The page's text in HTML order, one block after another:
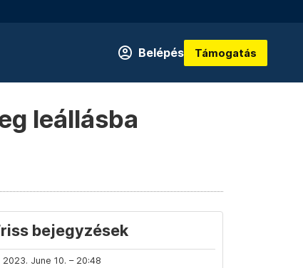
Belépés Támogatás
leállásba
bejegyzések
2023. June 10. – 20:48